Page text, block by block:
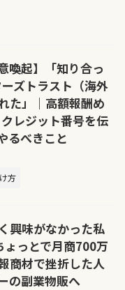
喚起】「知り合っ
ズトラスト（海外
た」｜高額報酬め
レジット番号を伝
るべきこと
方
興味がなかった私
っとで月商700万
商材で挫折した人
の副業物販へ